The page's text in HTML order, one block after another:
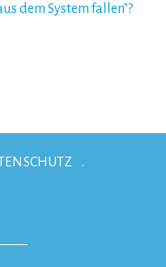
dem System fallen"?